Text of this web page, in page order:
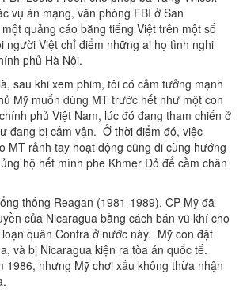
vụ án mạng, văn phòng FBI ở San
quảng cáo bằng tiếng Việt trên một số
người Việt chỉ điểm những ai họ tình nghi
phủ Hà Nội.
sau khi xem phim, tôi có cảm tưởng mạnh
Mỹ muốn dùng MT trước hết như một con
phủ Việt Nam, lúc đó đang tham chiến ở
đang bị cấm vận. Ở thời điểm đó, việc
MT rảnh tay hoạt động cũng đi cùng hướng
hộ hết mình phe Khmer Đỏ để cầm chân
thống Reagan (1981-1989), CP Mỹ đã
của Nicaragua bằng cách bán vũ khí cho
quân Contra ở nước này. Mỹ còn đặt
và bị Nicaragua kiện ra tòa án quốc tế.
1986, nhưng Mỹ chơi xấu không thừa nhận